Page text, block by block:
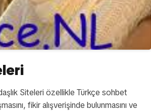
Siteleri özellikle Türkçe sohbet
fikir alışverişinde bulunmasını ve